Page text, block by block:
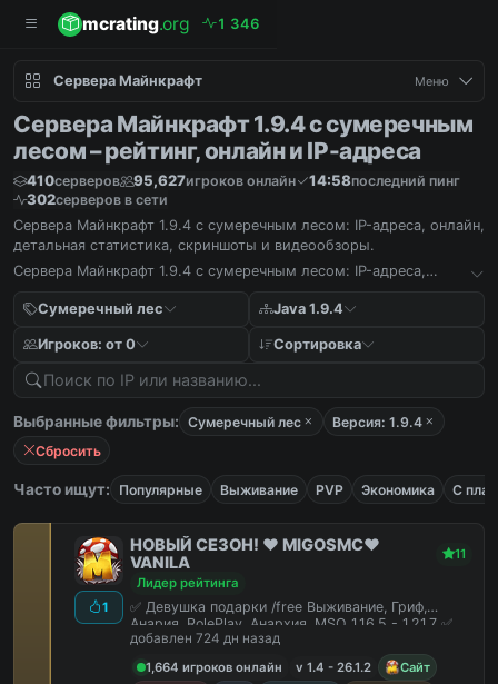
mcrating.org 1 346
Сервера Майнкрафт Меню
Сервера Майнкрафт 1.9.4 с сумеречным
лесом – рейтинг, онлайн и IP-адреса
410серверов 95,627игроков онлайн 14:58последний пинг
302серверов в сети
Сервера Майнкрафт 1.9.4 с сумеречным лесом: IP-адреса, онлайн,
детальная статистика, скриншоты и видеообзоры.
Сервера Майнкрафт 1.9.4 с сумеречным лесом: IP-адреса,
Сумеречный лес
Java 1.9.4
Игроков: от 0 Сортировка
Выбранные фильтры: Сумеречный лес
Версия: 1.9.4
Сбросить
Часто ищут: Популярные Выживание PVP Экономика С
1
НОВЫЙ СЕЗОН! ❤️ MIGOSMC❤️
VANILA
11
Лидер рейтинга
✅ Девушка подарки /free Выживание, Гриф,
Анария, RolePlay, Анархия, MSO 1.16.5 - 1.21.7 ✅
добавлен 724 дн назад
1,664 игроков онлайн
v 1.4 - 26.1.2
Сайт